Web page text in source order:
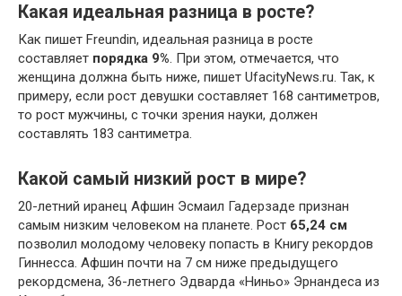
Какая идеальная разница в росте?
Как пишет Freundin, идеальная разница в росте
составляет порядка 9%. При этом, отмечается, что
женщина должна быть ниже, пишет UfacityNews.ru. Так, к
примеру, если рост девушки составляет 168 сантиметров,
то рост мужчины, с точки зрения науки, должен
составлять 183 сантиметра.
Какой самый низкий рост в мире?
20-летний иранец Афшин Эсмаил Гадерзаде признан
самым низким человеком на планете. Рост 65,24 см
позволил молодому человеку попасть в Книгу рекордов
Гиннесса. Афшин почти на 7 см ниже предыдущего
рекордсмена, 36-летнего Эдварда «Ниньо» Эрнандеса из